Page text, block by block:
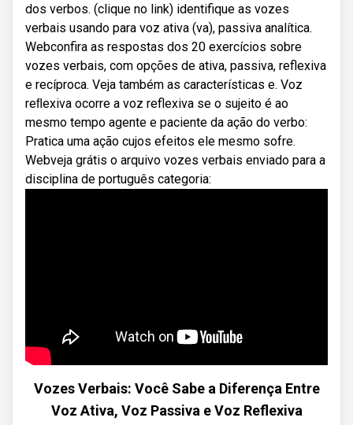
dos verbos. (clique no link) identifique as vozes
verbais usando para voz ativa (va), passiva analítica.
Webconfira as respostas dos 20 exercícios sobre
vozes verbais, com opções de ativa, passiva, reflexiva
e recíproca. Veja também as características e. Voz
reﬂexiva ocorre a voz reflexiva se o sujeito é ao
mesmo tempo agente e paciente da ação do verbo:
Pratica uma ação cujos efeitos ele mesmo sofre.
Webveja grátis o arquivo vozes verbais enviado para a
disciplina de português categoria:
Vozes Verbais: Você Sabe a Diferença Entre
Voz Ativa, Voz Passiva e Voz Reflexiva